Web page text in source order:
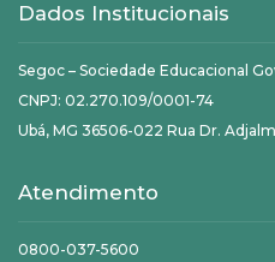
Dados Institucionais
Segoc – Sociedade Educacional
CNPJ: 02.270.109/0001-74
Ubá, MG 36506-022 Rua Dr.
Atendimento
0800-037-5600